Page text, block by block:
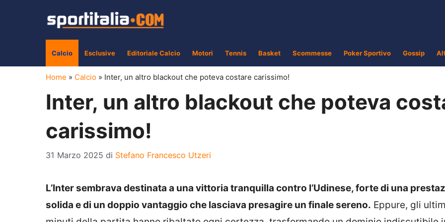
Calcio Esclusive Editoriale Calcio Motori Tennis Basket Scommesse Poker Sportivo Gossip
Home » Calcio » Inter, un altro blackout che poteva costare carissimo!
Inter, un altro blackout che poteva
carissimo!
31 Marzo 2025 di Stefano Francesco Utzeri
L’Inter sembrava destinata a una vittoria tranquilla contro l’Udinese, forte di una
solida e di un doppio vantaggio che lasciava presagire un finale sereno. Eppure, gli